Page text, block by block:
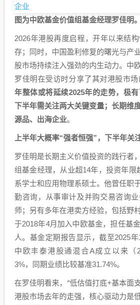
图为中欧基金价值组基金经理罗佳明。
2026年港股再度启程，开年以来结
存；同时，中国盈利修复的曙光与产
股市场持续注入强劲的内生动力。中
罗佳明在受访时分享了其对港股市场
年整体或将延续2025年的走势，极有
下半年需关注两大关键变量；长期维
源品、出海企业。
上半年大概率“强者恒强”，下半年关
罗佳明是长期主义价值投资的践行者
组基金经理，从业超14年，投资年限
系学士和应用物理系硕士。他曾任职
勤咨询，从事审计及并购交易咨询
师；另有多年在港卖方经验，包括野
于2018年4月加入中欧基金，担任基
人。基金定期报告显示，截至2025
中欧丰泰港股通混合A成立以来（
3%，同期业绩比较基准31.74%。
在罗佳明看来，“低估值打底+基本面
港股市场去年的走强，核心驱动力是